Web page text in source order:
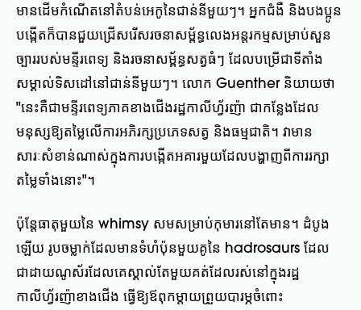
មានដើមកំណើតនៅតំបន់អេកូនៃជាន់នីមួយៗ។ អ្នកជំងឺ និងបងប្អូន
បង្កើតក៏បានជួយជ្រើសរើសរចនាសម្ព័ន្ធលេងអន្តរកម្មសម្រាប់សួន
ច្បាររបស់មន្ទីរពេទ្យ និងរចនាសម្ព័ន្ធសត្វធំៗ ដែលបម្រើជាទីតាំង
សម្គាល់ទិសដៅនៅជាន់នីមួយៗ។ លោក Guenther និយាយថា
"នេះគឺជាមន្ទីរពេទ្យភាគខាងជើងរដ្ឋកាលីហ្វ័រញ៉ា ជាកន្លែងដែល
មនុស្សឱ្យតម្លៃលើការអភិរក្សប្រភេទសត្វ និងធម្មជាតិ។ វាមាន
សារៈសំខាន់ណាស់ក្នុងការបង្កើតអគារមួយដែលបង្ហាញពីការរក្សា
តម្លៃទាំងនោះ"។
ប៉ុន្តែធាតុមួយនៃ whimsy សមសម្រាប់កុមារនៅតែមាន។ ដំបូង
ឡើយ រូបចម្លាក់ដែលមានទំហំប៉ុនមួយគូនៃ hadrosaurs ដែល
ជាដាយណូស័រដែលគេស្គាល់តែមួយគត់ដែលរស់នៅក្នុងរដ្ឋ
កាលីហ្វ័រញ៉ាខាងជើង ធ្វើឱ្យឪពុកម្តាយព្រួយបារម្ភចំពោះ